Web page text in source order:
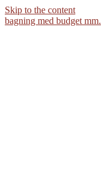
Skip to the content
bagning med budget mm.